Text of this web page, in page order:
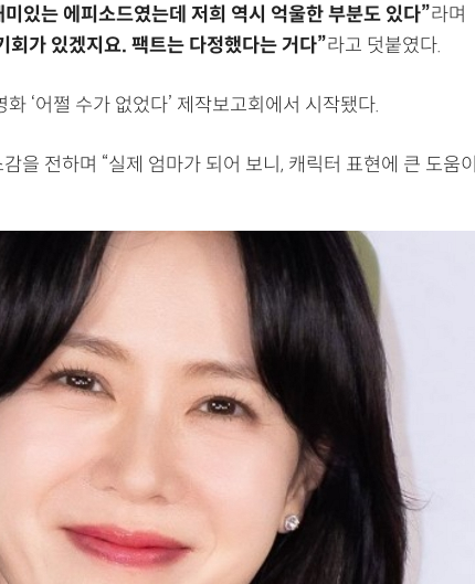
있는 에피소드였는데 저희 역시 억울한 부분도 있다”라며
회가 있겠지요. 팩트는 다정했다는 거다”라고 덧붙였다.
‘어쩔 수가 없었다’ 제작보고회에서 시작됐다.
을 전하며 “실제 엄마가 되어 보니, 캐릭터 표현에 큰 도움이